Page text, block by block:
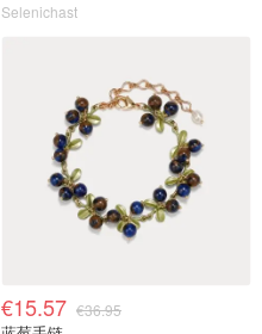
Selenichast
€15.57 €36.95